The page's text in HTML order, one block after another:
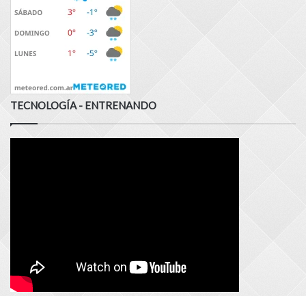
TECNOLOGÍA - ENTRENANDO